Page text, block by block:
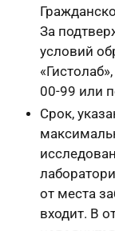
За
условий
00-99 или
Срок,
от места
входит. В